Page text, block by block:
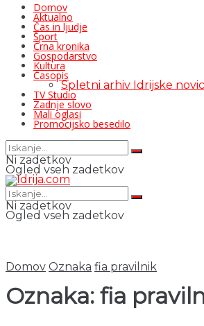
Domov
Aktualno
Čas in ljudje
Šport
Črna kronika
Gospodarstvo
Kultura
Časopis
Spletni arhiv Idrijske
TV Studio
Zadnje slovo
Mali oglasi
Promocijsko besedilo
Ni zadetkov
Ogled vseh zadetkov
Ni zadetkov
Ogled vseh zadetkov
Domov Oznaka fia pravilnik
Oznaka: fia